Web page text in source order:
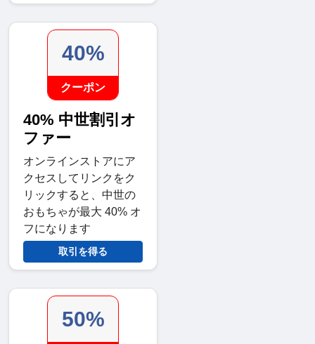
40%
クーポン
40% 中世割引オ
ファー
オンラインストアにア
クセスしてリンクをク
リックすると、中世の
おもちゃが最大 40% オ
フになります
取引を得る
50%